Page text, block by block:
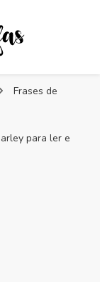
Frases de
para ler e